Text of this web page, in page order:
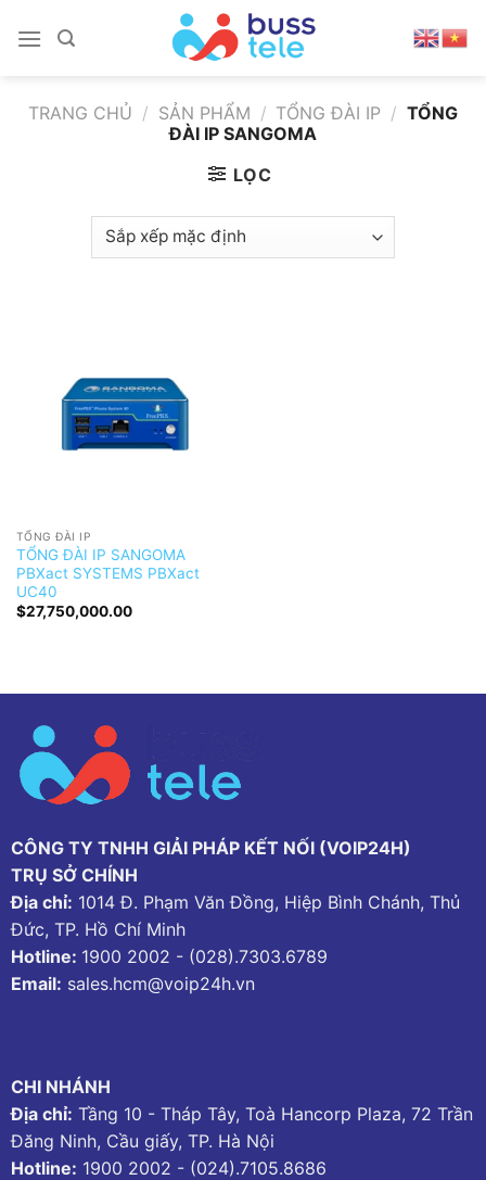
TRANG CHỦ / SẢN PHẨM / TỔNG ĐÀI IP / TỔNG
ĐÀI IP SANGOMA
LỌC
TỔNG ĐÀI IP
TỔNG ĐÀI IP SANGOMA
PBXact SYSTEMS PBXact
UC40
$27,750,000.00
CÔNG TY TNHH GIẢI PHÁP KẾT NỐI (VOIP24H)
TRỤ SỞ CHÍNH
Địa chỉ: 1014 Đ. Phạm Văn Đồng, Hiệp Bình Chánh, Thủ
Đức, TP. Hồ Chí Minh
Hotline: 1900 2002 - (028).7303.6789
Email: sales.hcm@voip24h.vn
CHI NHÁNH
Địa chỉ: Tầng 10 - Tháp Tây, Toà Hancorp Plaza, 72 Trần
Đăng Ninh, Cầu giấy, TP. Hà Nội
Hotline: 1900 2002 - (024).7105.8686